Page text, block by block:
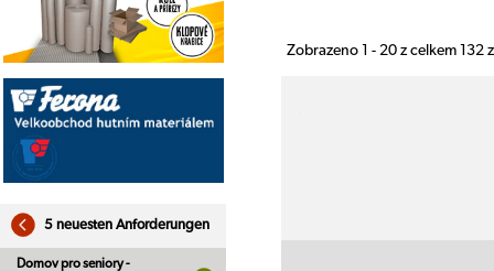
5 neuesten Anforderungen
Domov pro seniory -
Zobrazeno 1 - 20 z celkem 132